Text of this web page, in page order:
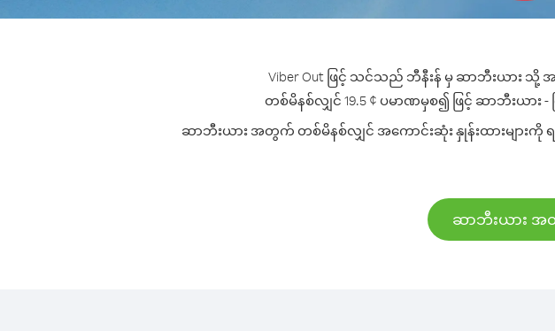
Viber Out ဖြင့် သင်သည် ဘီနီးန် မှ ဆာဘီးယား သို့
တစ်မိနစ်လျှင် 19.5 ¢ ပမာဏမှစ၍ ဖြင့် ဆာဘီးယာ
ဆာဘီးယား အတွက် တစ်မိနစ်လျှင် အကောင်းဆုံး နှုန်းထားများ
ဆာဘီးယား အ